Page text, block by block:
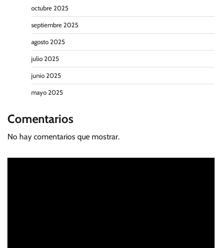
octubre 2025
septiembre 2025
agosto 2025
julio 2025
junio 2025
mayo 2025
Comentarios
No hay comentarios que mostrar.